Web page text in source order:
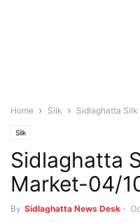
Home Silk Sidlaghatta
Silk
Sidlaghatta
Market-04/
By Sidlaghatta News Desk -